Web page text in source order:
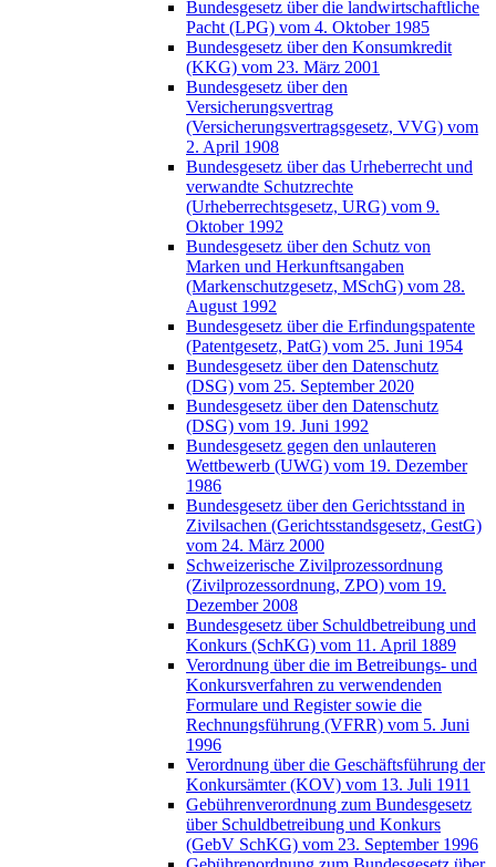
Bundesgesetz über die landwirtschaftliche
Pacht (LPG) vom 4. Oktober 1985
Bundesgesetz über den Konsumkredit
(KKG) vom 23. März 2001
Bundesgesetz über den
Versicherungsvertrag
(Versicherungsvertragsgesetz, VVG) vom
2. April 1908
Bundesgesetz über das Urheberrecht und
verwandte Schutzrechte
(Urheberrechtsgesetz, URG) vom 9.
Oktober 1992
Bundesgesetz über den Schutz von
Marken und Herkunftsangaben
(Markenschutzgesetz, MSchG) vom 28.
August 1992
Bundesgesetz über die Erfindungspatente
(Patentgesetz, PatG) vom 25. Juni 1954
Bundesgesetz über den Datenschutz
(DSG) vom 25. September 2020
Bundesgesetz über den Datenschutz
(DSG) vom 19. Juni 1992
Bundesgesetz gegen den unlauteren
Wettbewerb (UWG) vom 19. Dezember
1986
Bundesgesetz über den Gerichtsstand in
Zivilsachen (Gerichtsstandsgesetz, GestG)
vom 24. März 2000
Schweizerische Zivilprozessordnung
(Zivilprozessordnung, ZPO) vom 19.
Dezember 2008
Bundesgesetz über Schuldbetreibung und
Konkurs (SchKG) vom 11. April 1889
Verordnung über die im Betreibungs- und
Konkursverfahren zu verwendenden
Formulare und Register sowie die
Rechnungsführung (VFRR) vom 5. Juni
1996
Verordnung über die Geschäftsführung der
Konkursämter (KOV) vom 13. Juli 1911
Gebührenverordnung zum Bundesgesetz
über Schuldbetreibung und Konkurs
(GebV SchKG) vom 23. September 1996